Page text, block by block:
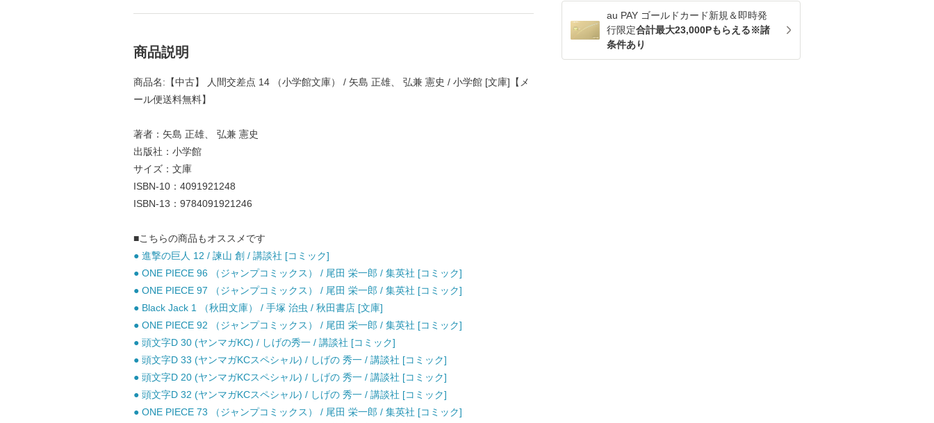
au PAY ゴールドカード新規＆即時発
行限定合計最大23,000Pもらえる※諸
条件あり
商品説明
商品名:【中古】 人間交差点 14 （小学館文庫） / 矢島 正雄、 弘兼 憲史 / 小学館 [文庫]【メ
ール便送料無料】
著者：矢島 正雄、 弘兼 憲史
出版社：小学館
サイズ：文庫
ISBN-10：4091921248
ISBN-13：9784091921246
■こちらの商品もオススメです
● 進撃の巨人 12 / 諫山 創 / 講談社 [コミック]
● ONE PIECE 96 （ジャンプコミックス） / 尾田 栄一郎 / 集英社 [コミック]
● ONE PIECE 97 （ジャンプコミックス） / 尾田 栄一郎 / 集英社 [コミック]
● Black Jack 1 （秋田文庫） / 手塚 治虫 / 秋田書店 [文庫]
● ONE PIECE 92 （ジャンプコミックス） / 尾田 栄一郎 / 集英社 [コミック]
● 頭文字D 30 (ヤンマガKC) / しげの秀一 / 講談社 [コミック]
● 頭文字D 33 (ヤンマガKCスペシャル) / しげの 秀一 / 講談社 [コミック]
● 頭文字D 20 (ヤンマガKCスペシャル) / しげの 秀一 / 講談社 [コミック]
● 頭文字D 32 (ヤンマガKCスペシャル) / しげの 秀一 / 講談社 [コミック]
● ONE PIECE 73 （ジャンプコミックス） / 尾田 栄一郎 / 集英社 [コミック]